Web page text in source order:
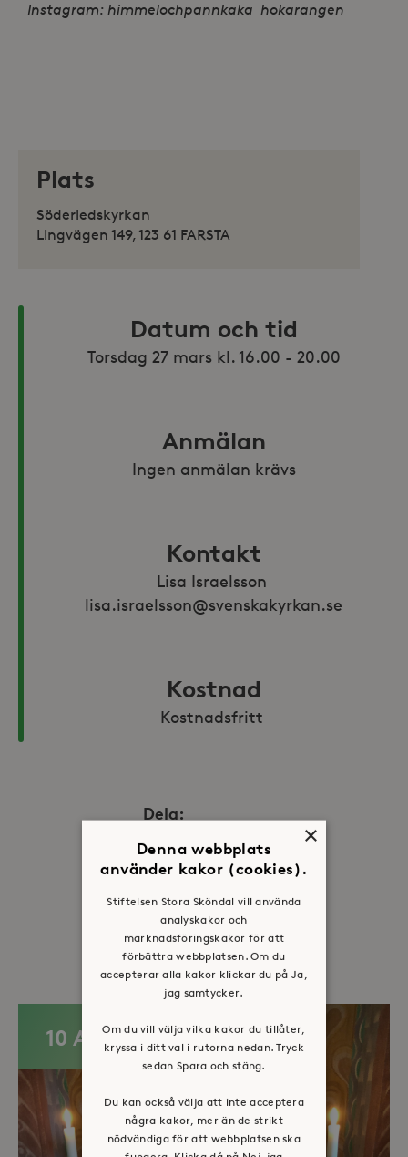
Instagram: himmelochpannkaka_hokarangen
Plats
Söderledskyrkan
Lingvägen 149, 123 61 FARSTA
Datum och tid
Torsdag 27 mars kl. 16.00 - 20.00
Anmälan
Ingen anmälan krävs
Kontakt
Lisa Israelsson
lisa.israelsson@svenskakyrkan.se
Kostnad
Kostnadsfritt
Dela:
FacebookTwitterLinkedIn
Fler evenemang
10 AUG
×
Denna webbplats
använder kakor (cookies).
Stiftelsen Stora Sköndal vill använda
analyskakor och
marknadsföringskakor för att
förbättra webbplatsen. Om du
accepterar alla kakor klickar du på Ja,
jag samtycker.
Om du vill välja vilka kakor du tillåter,
kryssa i ditt val i rutorna nedan. Tryck
sedan Spara och stäng.
Du kan också välja att inte acceptera
några kakor, mer än de strikt
nödvändiga för att webbplatsen ska